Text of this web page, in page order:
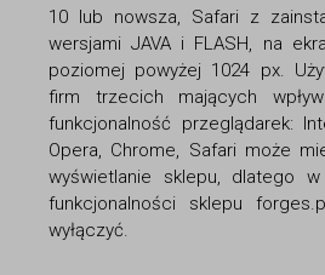
10 lub nowsza, Safari z
wersjami JAVA i FLASH, na
poziomej powyżej 1024 px.
firm trzecich mających
funkcjonalność przeglądarek:
Opera, Chrome, Safari może
wyświetlanie sklepu, dlatego
funkcjonalności sklepu
wyłączyć.